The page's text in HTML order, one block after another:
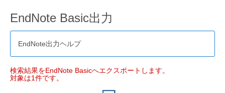
EndNote Basic出力
EndNote出力ヘルプ
検索結果をEndNote Basicへエクスポートします。
対象は1件です。